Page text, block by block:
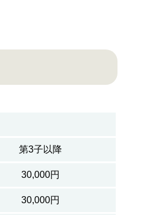
第3子以降
30,000円
30,000円